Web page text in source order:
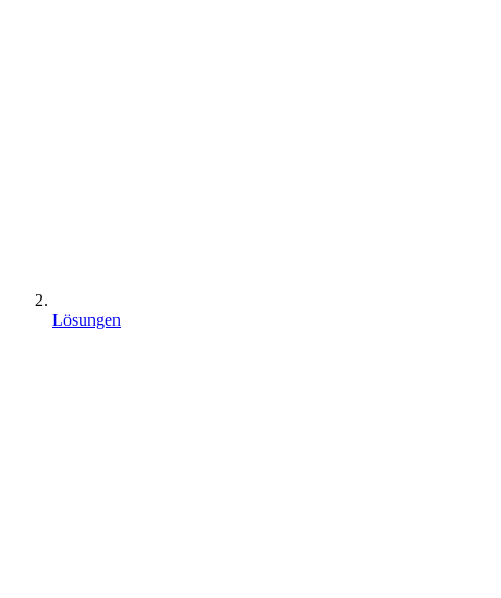
Lösungen